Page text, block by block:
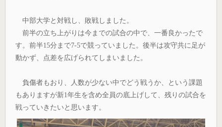
中部大学と対戦し、敗戦しました。
前半の立ち上がりは今までの試合の中で、一番良かったで
す。前半15分まで7-5で競っていました。後半は攻守共に足が
動かず、点差を広げられてしまいました。
負傷者もおり、人数が少ない中でどう戦うか、という課題
もありますが新1年生を含め全員の底上げして、残りの試合を
戦っていきたいと思います。